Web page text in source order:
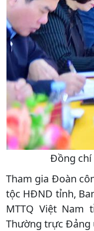
Đồng chí
Tham gia Đoàn
tộc HĐND tỉnh,
MTTQ Việt Nam
Thường trực Đảng